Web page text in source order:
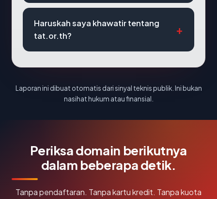
Haruskah saya khawatir tentang
tat.or.th?
Laporan ini dibuat otomatis dari sinyal teknis publik. Ini bukan
nasihat hukum atau finansial.
Periksa domain berikutnya
dalam beberapa detik.
Tanpa pendaftaran. Tanpa kartu kredit. Tanpa kuota